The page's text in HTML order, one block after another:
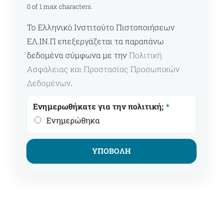
0 of 1 max characters.
Το Ελληνικό Ινστιτούτο Πιστοποιήσεων
ΕΛ.ΙΝ.Π επεξεργάζεται τα παραπάνω
δεδομένα σύμφωνα με την Πολιτική
Ασφάλειας και Προστασίας Προσωπικών
Δεδομένων.
Ενημερωθήκατε για την πολιτική;*
Ενημερώθηκα
ΥΠΟΒΟΛΗ